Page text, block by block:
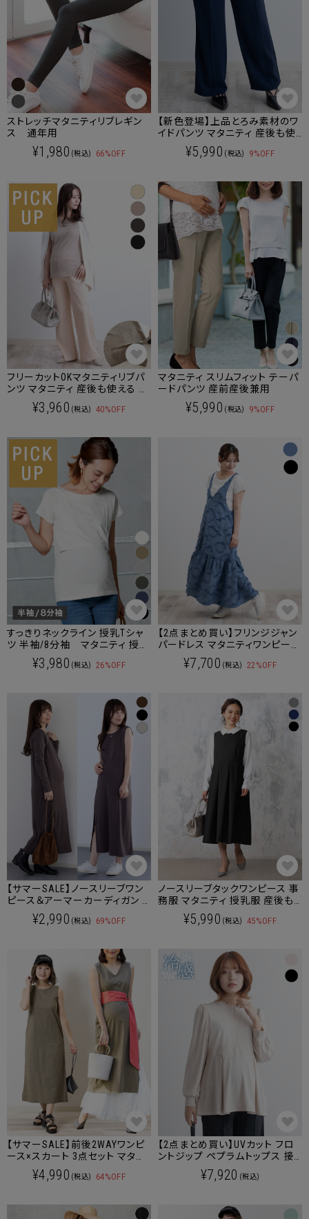
ストレッチマタニティリブレギン
ス 通年用
¥1,980 (税込) 66%OFF
【新色登場】上品とろみ素材のワ
イドパンツ マタニティ 産後も使
¥5,990 (税込) 9%OFF
フリーカットOKマタニティリブパ
ンツ マタニティ 産後も使える 通
¥3,960 (税込) 40%OFF
マタニティ スリムフィット テーパ
ードパンツ 産前産後兼用
¥5,990 (税込) 9%OFF
すっきりネックライン 授乳Tシャ
ツ 半袖/8分袖 マタニティ 授乳
服 産後も使える[M便 6/6] 【メー
ル便可】¥3,980 (税込) 26%OFF
【2点まとめ買い】フリンジジャン
パードレス マタニティワンピース
ジャンパースカート マタニティ
授乳服 産後も使える
¥7,700 (税込) 22%OFF
【サマーSALE】ノースリーブワン
ピース＆アーマーカーディガン 2
点セット マタニティ 授乳服
産後も使える
¥2,990 (税込) 69%OFF
ノースリーブタックワンピース 事
務服 マタニティ 授乳服 産後も
使える¥5,990 (税込) 45%OFF
【サマーSALE】前後2WAYワンピ
ース×スカート 3点セット マタニ
ティ 授乳服 産後も使える
¥4,990 (税込) 64%OFF
【2点まとめ買い】UVカット フロ
ントジップ ペプラムトップス 接
¥7,920 (税込)